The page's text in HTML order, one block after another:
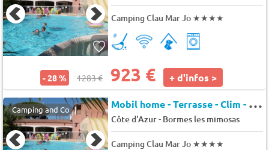
Camping Clau Mar Jo ★★★★
- 28 % 1283 € 923 € + d'infos >
Camping and Co M
obil home - Terrasse - Clim - TV 3 pers.
Côte d'Azur- Bormes les mimosas
Camping Clau Mar Jo ★★★★